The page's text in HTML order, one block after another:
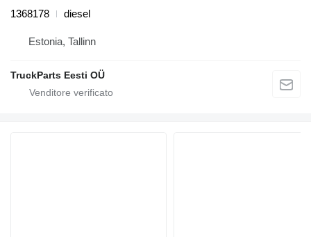
1368178
diesel
Estonia, Tallinn
TruckParts Eesti OÜ